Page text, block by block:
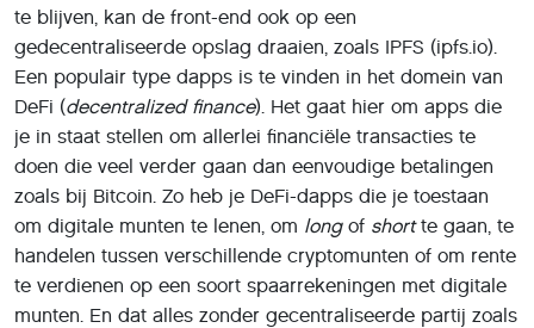
te blijven, kan de front-end ook op een
gedecentraliseerde opslag draaien, zoals IPFS (ipfs.io).
Een populair type dapps is te vinden in het domein van
DeFi (decentralized finance). Het gaat hier om apps die
je in staat stellen om allerlei financiële transacties te
doen die veel verder gaan dan eenvoudige betalingen
zoals bij Bitcoin. Zo heb je DeFi-dapps die je toestaan
om digitale munten te lenen, om longof shortte gaan, te
handelen tussen verschillende cryptomunten of om rente
te verdienen op een soort spaarrekeningen met digitale
munten. En dat alles zonder gecentraliseerde partij zoals